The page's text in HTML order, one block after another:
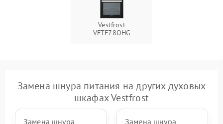
Vestfrost
VFTF78OHG
Замена шнура питания на других духовых
шкафах Vestfrost
Замена шнура
Замена шнура